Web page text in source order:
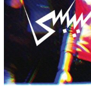
vr
Bas Nylon
20:30
cabaret
Stav Yeini
installatie
za
Bas Nylon